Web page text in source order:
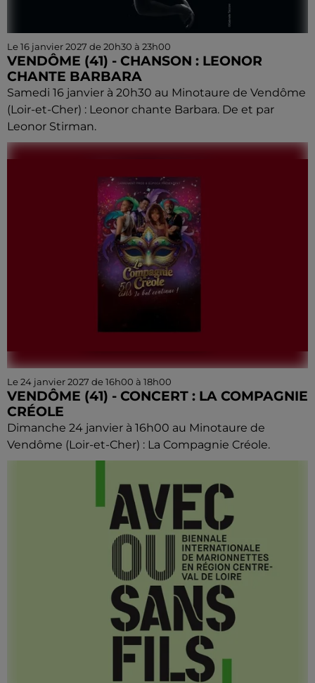
Le 16 janvier 2027 de 20h30 à 23h00
VENDÔME (41) - CHANSON : LEONOR
CHANTE BARBARA
Samedi 16 janvier à 20h30 au Minotaure de Vendôme
(Loir-et-Cher) : Leonor chante Barbara. De et par
Leonor Stirman.
Le 24 janvier 2027 de 16h00 à 18h00
VENDÔME (41) - CONCERT : LA COMPAGNIE
CRÉOLE
Dimanche 24 janvier à 16h00 au Minotaure de
Vendôme (Loir-et-Cher) : La Compagnie Créole.